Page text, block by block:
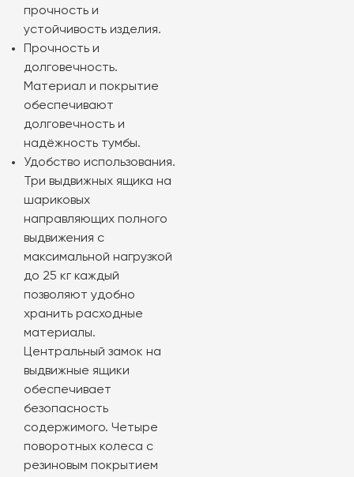
прочность и
устойчивость изделия.
Прочность и
долговечность.
Материал и покрытие
обеспечивают
долговечность и
надёжность тумбы.
Удобство использования.
Три выдвижных ящика на
шариковых
направляющих полного
выдвижения с
максимальной нагрузкой
до 25 кг каждый
позволяют удобно
хранить расходные
материалы.
Центральный замок на
выдвижные ящики
обеспечивает
безопасность
содержимого. Четыре
поворотных колеса с
резиновым покрытием